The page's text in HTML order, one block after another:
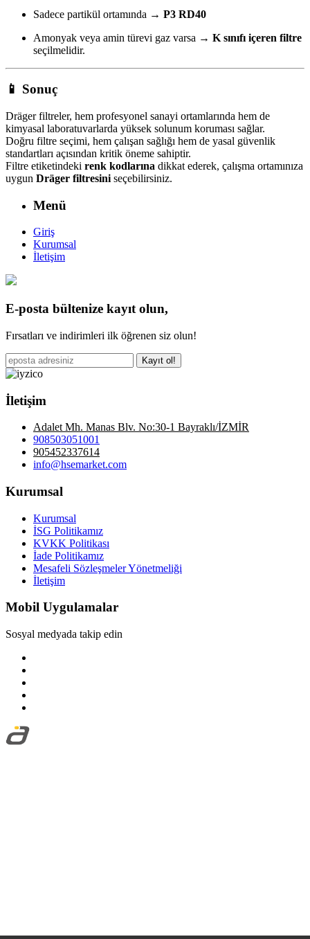
Sadece partikül ortamında → P3 RD40
Amonyak veya amin türevi gaz varsa → K sınıfı içeren filtre
seçilmelidir.
📱 Sonuç
Dräger filtreler, hem profesyonel sanayi ortamlarında hem de
kimyasal laboratuvarlarda yüksek solunum koruması sağlar.
Doğru filtre seçimi, hem çalışan sağlığı hem de yasal güvenlik
standartları açısından kritik öneme sahiptir.
Filtre etiketindeki renk kodlarına dikkat ederek, çalışma ortamınıza
uygun Dräger filtresini seçebilirsiniz.
Menü
Giriş
Kurumsal
İletişim
E-posta bültenize kayıt olun,
Fırsatları ve indirimleri ilk öğrenen siz olun!
Kayıt ol!
İletişim
Adalet Mh. Manas Blv. No:30-1 Bayraklı/İZMİR
908503051001
905452337614
info@hsemarket.com
Kurumsal
Kurumsal
İSG Politikamız
KVKK Politikası
İade Politikamız
Mesafeli Sözleşmeler Yönetmeliği
İletişim
Mobil Uygulamalar
Sosyal medyada takip edin